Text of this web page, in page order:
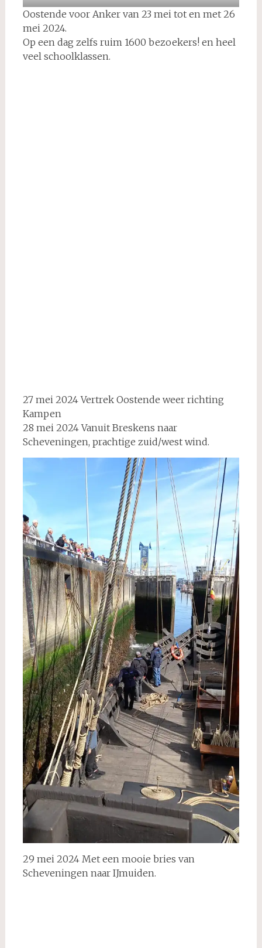
Oostende voor Anker van 23 mei tot en met 26
mei 2024.
Op een dag zelfs ruim 1600 bezoekers! en heel
veel schoolklassen.
27 mei 2024 Vertrek Oostende weer richting
Kampen
28 mei 2024 Vanuit Breskens naar
Scheveningen, prachtige zuid/west wind.
29 mei 2024 Met een mooie bries van
Scheveningen naar IJmuiden.